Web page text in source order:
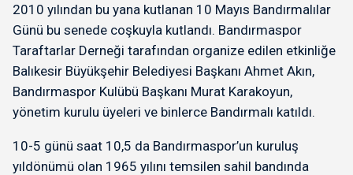
2010 yılından bu yana kutlanan 10 Mayıs Bandırmalılar
Günü bu senede coşkuyla kutlandı. Bandırmaspor
Taraftarlar Derneği tarafından organize edilen etkinliğe
Balıkesir Büyükşehir Belediyesi Başkanı Ahmet Akın,
Bandırmaspor Kulübü Başkanı Murat Karakoyun,
yönetim kurulu üyeleri ve binlerce Bandırmalı katıldı.
10-5 günü saat 10,5 da Bandırmaspor’un kuruluş
yıldönümü olan 1965 yılını temsilen sahil bandında